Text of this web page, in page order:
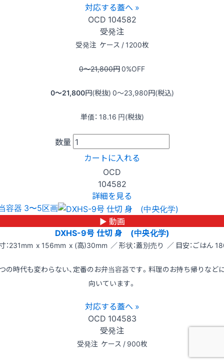
対応する蓋へ »
OCD 104582
受発注
受発注 ケース / 1200枚
0〜21,800円0%OFF
0〜21,800円(税抜) 0〜23,980円(税込)
単価： 18.16 円(税抜)
数量
カートに入れる
OCD
104582
詳細を見る
容器 3〜5区画
▶ 動画
DXHS-9号 仕切 身 (中央化学)
：231mm x 156mm x (高)30mm ／ 形状：蓋別売り ／ 目安：ごはん
の時代も変わらない、定番のお弁当容器です。料理のお持ち帰りなど
向いています。
対応する蓋へ »
OCD 104583
受発注
受発注 ケース / 900枚